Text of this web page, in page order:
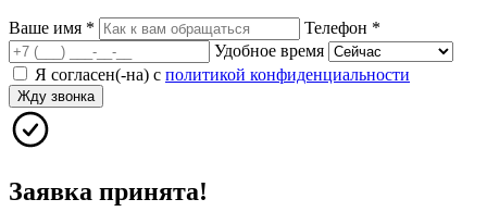
Ваше имя * Телефон *
Удобное время
Я согласен(-на) с политикой конфиденциальности
Жду звонка
Заявка принята!